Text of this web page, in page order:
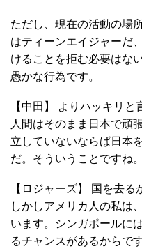
ただし、現在の活動の場
はティーンエイジャーだ
けることを拒む必要はな
愚かな行為です。
【中田】 よりハッキリ
人間はそのまま日本で頑
立していないならば日本
だ。そういうことですね。
【ロジャーズ】 国を去る
しかしアメリカ人の私は
います。シンガポールに
るチャンスがあるからで